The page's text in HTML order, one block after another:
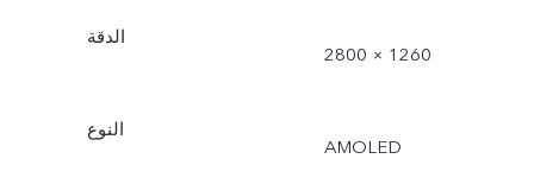
الدقة
2800 × 1260
النوع
AMOLED